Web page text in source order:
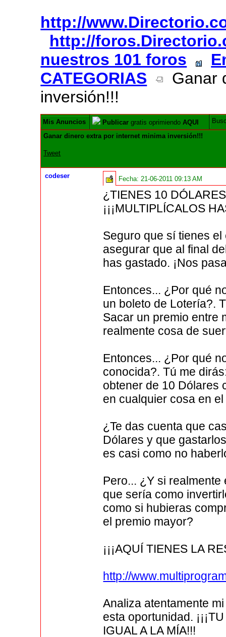
http://
http://
nuestros 101 foros
CATEGORIAS
Ganar
inversión!!!
Mis Anuncios Publicar gratis oprimiendoAQUI
Ganar dinero extra por internet minima inversión!!!
Tweet
codeser Fecha:21-06-2011 09:13 AM
¿TIENES 10
¡¡¡MULTIPLÍCALOS
Seguro que sí tienes
asegurar que al final
has gastado. ¡Nos
Entonces... ¿Por qué
un boleto de Lotería?.
Sacar un premio entre
realmente cosa de
Entonces... ¿Por qué
conocida?. Tú me
obtener de 10 Dólares
en cualquier cosa en
¿Te das cuenta que
Dólares y que
es casi como no
Pero... ¿Y si
que sería como
como si hubieras
el premio mayor?
¡¡¡AQUÍ TIENES LA
http://
Analiza atentamente
esta oportunidad.
IGUAL A LA MÍA!!!